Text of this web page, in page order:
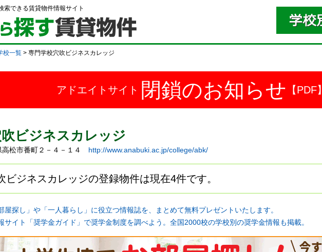
索できる賃貸物件情報サイト
校一覧 > 専門学校穴吹ビジネスカレッジ
アドエイトサイト 閉鎖のお知らせ 【PDF】
ビジネスカレッジ
松市番町２－４－１４ http://www.anabuki.ac.jp/college/abk/
ビジネスカレッジの登録物件は現在4件です。
屋探し」や「一人暮らし」に役立つ情報誌を、まとめて無料プレゼントいたします。
サイト「奨学金ガイド」で奨学金制度を調べよう。全国2000校の学校別の奨学金情報も掲載。